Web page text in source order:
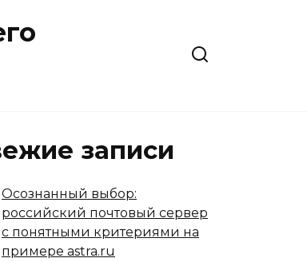
записи
Осознанный выбор:
российский почтовый сервер
с понятными критериями на
примере astra.ru